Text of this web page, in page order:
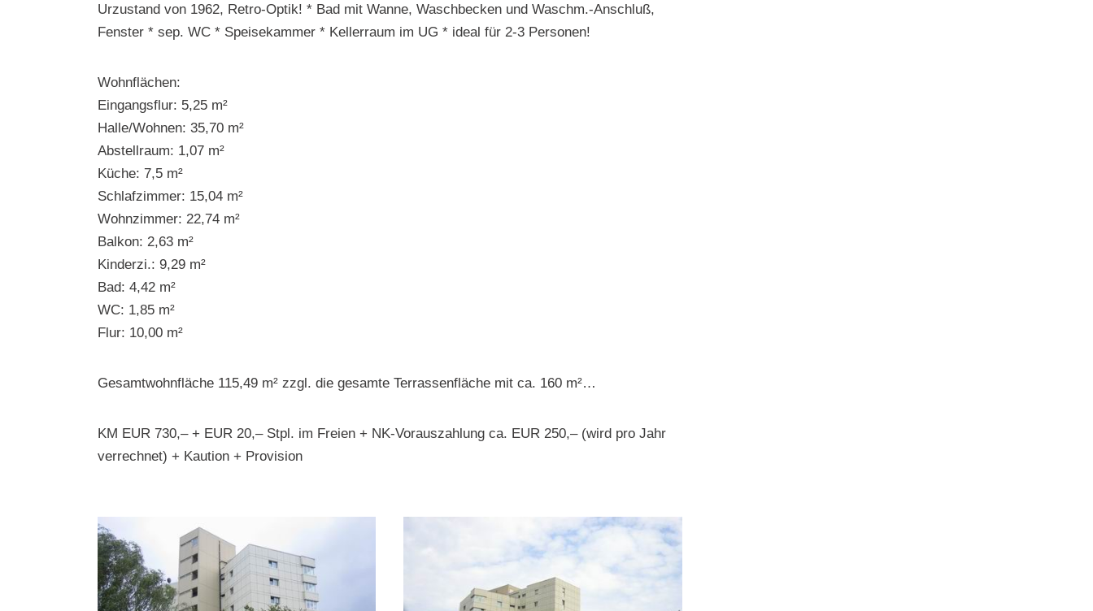
Urzustand von 1962, Retro-Optik! * Bad mit Wanne, Waschbecken und Waschm.-Anschluß,
Fenster * sep. WC * Speisekammer * Kellerraum im UG * ideal für 2-3 Personen!
Wohnflächen:
Eingangsflur: 5,25 m²
Halle/Wohnen: 35,70 m²
Abstellraum: 1,07 m²
Küche: 7,5 m²
Schlafzimmer: 15,04 m²
Wohnzimmer: 22,74 m²
Balkon: 2,63 m²
Kinderzi.: 9,29 m²
Bad: 4,42 m²
WC: 1,85 m²
Flur: 10,00 m²
Gesamtwohnfläche 115,49 m² zzgl. die gesamte Terrassenfläche mit ca. 160 m²…
KM EUR 730,– + EUR 20,– Stpl. im Freien + NK-Vorauszahlung ca. EUR 250,– (wird pro Jahr
verrechnet) + Kaution + Provision